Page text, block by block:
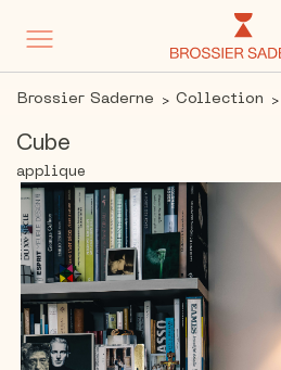
Brossier Saderne Collection
Cube
applique
Skip
to
the
end
of
the
images
gallery